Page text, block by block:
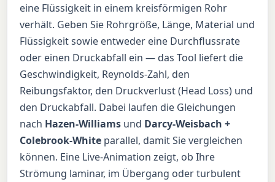
eine Flüssigkeit in einem kreisförmigen Rohr
verhält. Geben Sie Rohrgröße, Länge, Material und
Flüssigkeit sowie entweder eine Durchflussrate
oder einen Druckabfall ein — das Tool liefert die
Geschwindigkeit, Reynolds-Zahl, den
Reibungsfaktor, den Druckverlust (Head Loss) und
den Druckabfall. Dabei laufen die Gleichungen
nach Hazen-Williams und Darcy-Weisbach +
Colebrook-White parallel, damit Sie vergleichen
können. Eine Live-Animation zeigt, ob Ihre
Strömung laminar, im Übergang oder turbulent